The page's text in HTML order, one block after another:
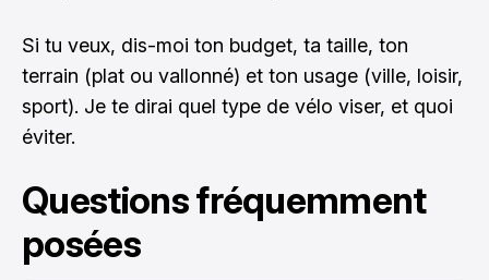
Si tu veux, dis-moi ton budget, ta taille, ton
terrain (plat ou vallonné) et ton usage (ville, loisir,
sport). Je te dirai quel type de vélo viser, et quoi
éviter.
Questions fréquemment
posées